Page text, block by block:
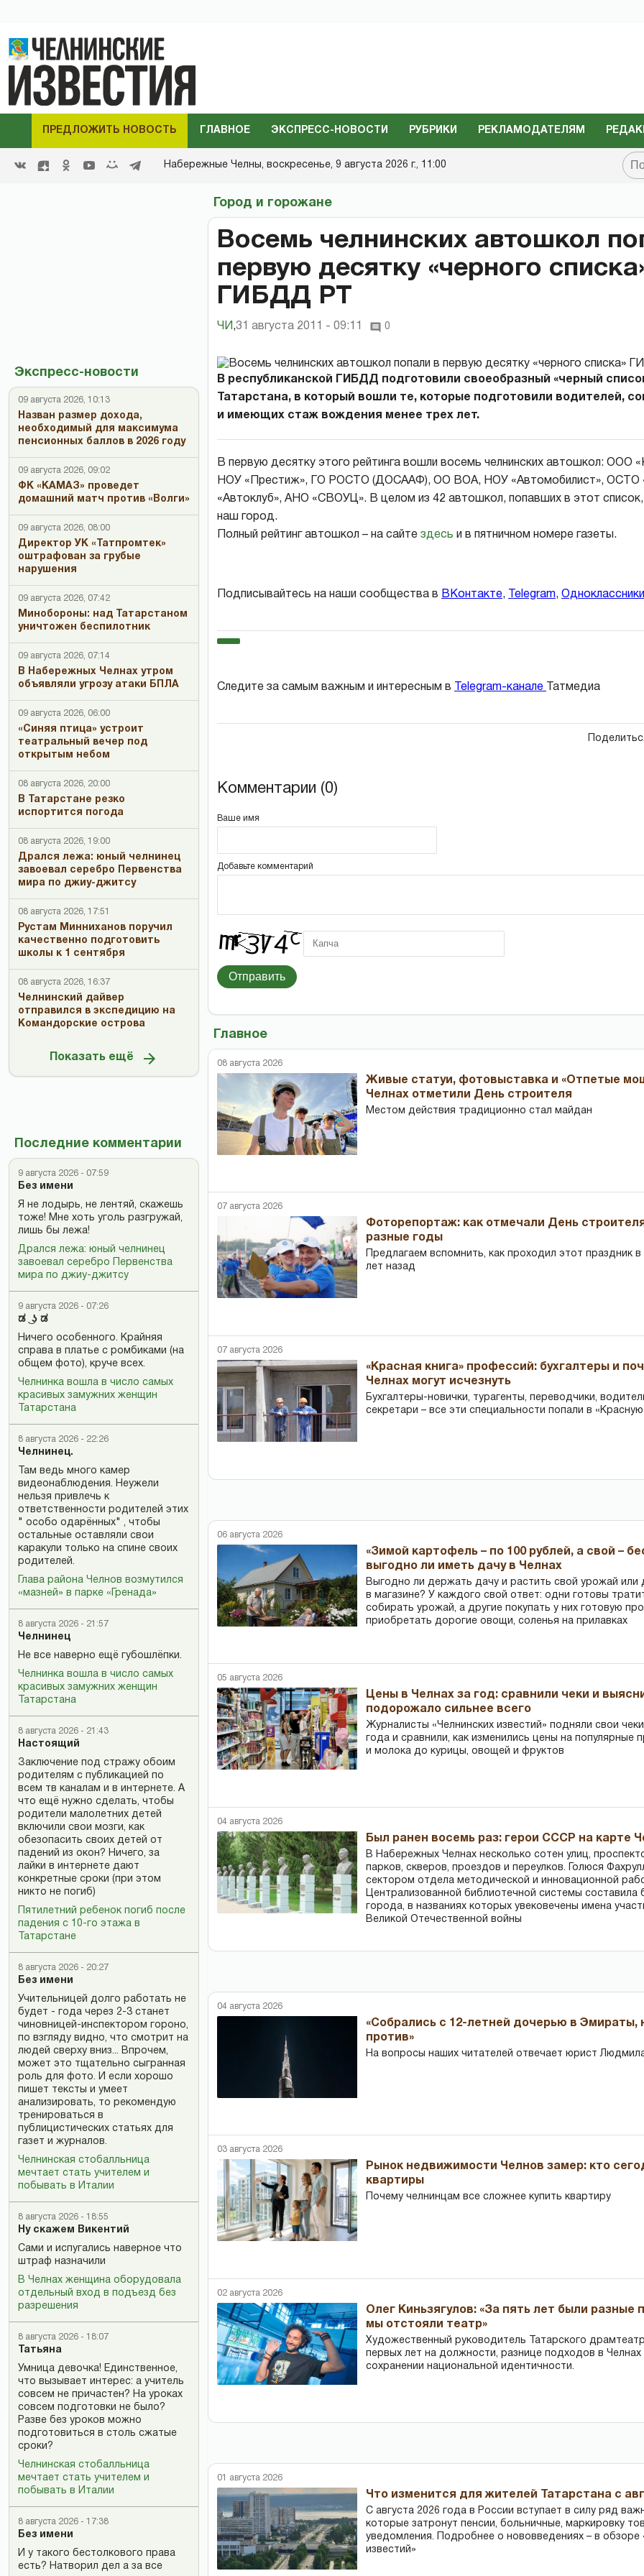
ПРЕДЛОЖИТЬ НОВОСТЬ ГЛАВНОЕ ЭКСПРЕСС-НОВОСТИ РУБРИКИ РЕКЛАМОДАТЕЛЯМ
Набережные Челны, воскресенье, 9 августа 2026 г., 11:00
Экспресс-новости
09 августа 2026, 10:13
Назван размер дохода,
необходимый для максимума
пенсионных баллов в 2026 году
09 августа 2026, 09:02
ФК «КАМАЗ» проведет
домашний матч против «Волги»
09 августа 2026, 08:00
Директор УК «Татпромтек»
оштрафован за грубые
нарушения
09 августа 2026, 07:42
Минобороны: над Татарстаном
уничтожен беспилотник
09 августа 2026, 07:14
В Набережных Челнах утром
объявляли угрозу атаки БПЛА
09 августа 2026, 06:00
«Синяя птица» устроит
театральный вечер под
открытым небом
08 августа 2026, 20:00
В Татарстане резко
испортится погода
08 августа 2026, 19:00
Дрался лежа: юный челнинец
завоевал серебро Первенства
мира по джиу-джитсу
08 августа 2026, 17:51
Рустам Минниханов поручил
качественно подготовить
школы к 1 сентября
08 августа 2026, 16:37
Челнинский дайвер
отправился в экспедицию на
Командорские острова
Показать ещё
Последние комментарии
9 августа 2026 - 07:59
Без имени
Я не лодырь, не лентяй, скажешь
тоже! Мне хоть уголь разгружай,
лишь бы лежа!
Дрался лежа: юный челнинец
завоевал серебро Первенства
мира по джиу-джитсу
9 августа 2026 - 07:26
ಡ ͜ ʖ ಡ
Ничего особенного. Крайняя
справа в платье с ромбиками (на
общем фото), круче всех.
Челнинка вошла в число самых
красивых замужних женщин
Татарстана
8 августа 2026 - 22:26
Челнинец.
Там ведь много камер
видеонаблюдения. Неужели
нельзя привлечь к
ответственности родителей этих
" особо одарённых" , чтобы
остальные оставляли свои
каракули только на спине своих
родителей.
Глава района Челнов возмутился
«мазней» в парке «Гренада»
8 августа 2026 - 21:57
Челнинец
Не все наверно ещё губошлёпки.
Челнинка вошла в число самых
красивых замужних женщин
Татарстана
8 августа 2026 - 21:43
Настоящий
Заключение под стражу обоим
родителям с публикацией по
всем тв каналам и в интернете. А
что ещё нужно сделать, чтобы
родители малолетних детей
включили свои мозги, как
обезопасить своих детей от
падений из окон? Ничего, за
лайки в интернете дают
конкретные сроки (при этом
никто не погиб)
Пятилетний ребенок погиб после
падения с 10-го этажа в
Татарстане
8 августа 2026 - 20:27
Без имени
Учительницей долго работать не
будет - года через 2-3 станет
чиновницей-инспектором гороно,
по взгляду видно, что смотрит на
людей сверху вниз... Впрочем,
может это тщательно сыгранная
роль для фото. И если хорошо
пишет тексты и умеет
анализировать, то рекомендую
тренироваться в
публицистических статьях для
газет и журналов.
Челнинская стобалльница
мечтает стать учителем и
побывать в Италии
8 августа 2026 - 18:55
Ну скажем Викентий
Сами и испугались наверное что
штраф назначили
В Челнах женщина оборудовала
отдельный вход в подъезд без
разрешения
8 августа 2026 - 18:07
Татьяна
Умница девочка! Единственное,
что вызывает интерес: а учитель
совсем не причастен? На уроках
совсем подготовки не было?
Разве без уроков можно
подготовиться в столь сжатые
сроки?
Челнинская стобалльница
мечтает стать учителем и
побывать в Италии
8 августа 2026 - 17:38
Без имени
И у такого бестолкового права
есть? Натворил дел а за все
Город и горожане
Восемь челнинских автошкол
первую десятку «черного
ГИБДД РТ
ЧИ ,31 августа 2011 - 09:11 0
В республиканской ГИБДД подготовили своеобразный «черный
Татарстана, в который вошли те, которые подготовили водителей,
и имеющих стаж вождения менее трех лет.
В первую десятку этого рейтинга вошли восемь челнинских автошкол: ООО
НОУ «Престиж», ГО РОСТО (ДОСААФ), ОО ВОА, НОУ «Автомобилист»,
«Автоклуб», АНО «СВОУЦ». В целом из 42 автошкол, попавших в этот
наш город.
Полный рейтинг автошкол – на сайте здесь и в пятничном номере газеты.
Подписывайтесь на наши сообщества в ВКонтакте, Telegram, Одноклассники
Следите за самым важным и интересным в Telegram-канале Татмедиа
Комментарии (0)
Ваше имя
Добавьте комментарий
Отправить
Главное
08 августа 2026
Живые статуи, фотовыставка и «Отпетые
Челнах отметили День строителя
Местом действия традиционно стал майдан
07 августа 2026
Фоторепортаж: как отмечали День
разные годы
Предлагаем вспомнить, как проходил этот праздник в
лет назад
07 августа 2026
«Красная книга» профессий: бухгалтеры и
Челнах могут исчезнуть
Бухгалтеры-новички, тур­агенты, переводчики,
секретари – все эти специальности попали в
06 августа 2026
«Зимой картофель – по 100 рублей, а свой –
выгодно ли иметь дачу в Челнах
Выгодно ли держать дачу и растить свой урожай или
в магазине? У каждого свой ответ: одни готовы
собирать урожай, а другие покупать у них готовую
приобретать дорогие овощи, соленья на прилавках
05 августа 2026
Цены в Челнах за год: сравнили чеки и
подорожало сильнее всего
Журналисты «Челнинских известий» подняли свои
года и сравнили, как изменились цены на популярные
и молока до курицы, овощей и фруктов
04 августа 2026
Был ранен восемь раз: герои СССР на карте
В Набережных Челнах несколько сотен улиц,
парков, скверов, проездов и переулков. Голюся
сектором отдела методической и инновационной
Централизованной библиотечной системы составила
города, в названиях которых увековечены имена
Великой Отечественной войны
04 августа 2026
«Собрались с 12-летней дочерью в
против»
На вопросы наших читателей отвечает юрист
03 августа 2026
Рынок недвижимости Челнов замер: кто
квартиры
Почему челнинцам все сложнее купить квартиру
02 августа 2026
Олег Киньзягулов: «За пять лет были разные
мы отстояли театр»
Художественный руководитель Татарского
первых лет на должности, разнице подходов в Челнах
сохранении национальной идентичности.
01 августа 2026
Что изменится для жителей Татарстана с
С августа 2026 года в России вступает в силу ряд
которые затронут пенсии, больничные, маркировку
уведомления. Подробнее о нововведениях – в обзоре
известий»